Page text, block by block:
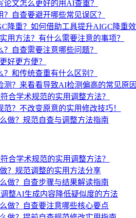
文怎么更好的用AI查重？
自查要避开哪些常见误区？
降重？如何借助工具提升AIGC降重效
用方法？有什么需要注意的事项？
自查需要注意哪些问题？
好更方便？
和传统查重有什么区别？
？来看看导致AI检测偏高的常见原因
合学术规范的实用调整方法？
？不改变原意的实用修改技巧！
做？规范自查与调整方法指南
合学术规范的实用调整方法？
？规范调整的实用方法分享
做？自查步骤与结果解读指南
整AI生成内容降低疑似度的方法
做？自查要注意哪些核心要点